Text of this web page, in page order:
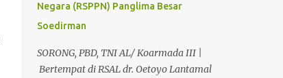
PENGOBATAN KEPERKASAAN Paling
Ampuh Di Kota Terdekat Di Mataram,?
Dengan Waktu Yang Cepat Untuk
Menyembuhkan Berbagai keluhan Alat
Negara (RSPPN) Panglima Besar
Soedirman
SORONG, PBD, TNI AL/ Koarmada III |
Bertempat di RSAL dr. Oetoyo Lantamal